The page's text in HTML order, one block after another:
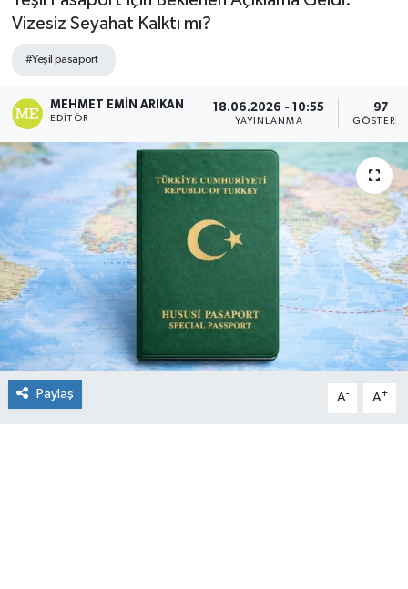
Vizesiz Seyahat Kalktı mı?
#Yeşil pasaport
MEHMET EMIN ARIKAN
EDITÖR
18.06.2026 - 10:55
YAYINLANMA
97
GÖSTERIM
Paylaş A- A+